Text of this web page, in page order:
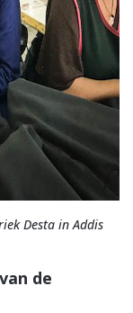
Desta in Addis
de